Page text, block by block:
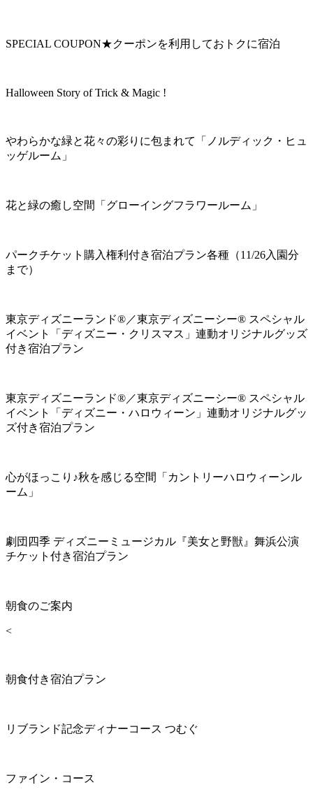
SPECIAL COUPON★クーポンを利用しておトクに宿泊
Halloween Story of Trick & Magic !
やわらかな緑と花々の彩りに包まれて「ノルディック・ヒュ
ッゲルーム」
花と緑の癒し空間「グローイングフラワールーム」
パークチケット購入権利付き宿泊プラン各種（11/26入園分
まで）
東京ディズニーランド®／東京ディズニーシー® スペシャル
イベント「ディズニー・クリスマス」連動オリジナルグッズ
付き宿泊プラン
東京ディズニーランド®／東京ディズニーシー® スペシャル
イベント「ディズニー・ハロウィーン」連動オリジナルグッ
ズ付き宿泊プラン
心がほっこり♪秋を感じる空間「カントリーハロウィーンル
ーム」
劇団四季 ディズニーミュージカル『美女と野獣』舞浜公演
チケット付き宿泊プラン
朝食のご案内
<
朝食付き宿泊プラン
リブランド記念ディナーコース つむぐ
ファイン・コース